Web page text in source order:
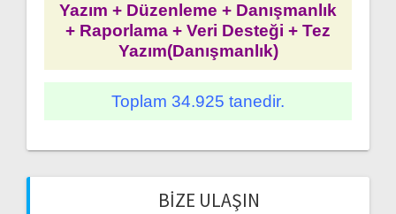
Yazım + Düzenleme + Danışmanlık
+ Raporlama + Veri Desteği + Tez
Yazım(Danışmanlık)
Toplam 34.925 tanedir.
BIZE ULAŞIN